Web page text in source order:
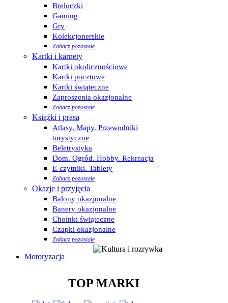
Breloczki
Gaming
Gry
Kolekcjonerskie
Zobacz pozostałe
Kartki i karnety
Kartki okolicznościowe
Kartki pocztowe
Kartki świąteczne
Zaproszenia okazjonalne
Zobacz pozostałe
Książki i prasa
Atlasy. Mapy. Przewodniki
turystyczne
Beletrystyka
Dom. Ogród. Hobby. Rekreacja
E-czytniki. Tablety
Zobacz pozostałe
Okazje i przyjęcia
Balony okazjonalne
Banery okazjonalne
Choinki świąteczne
Czapki okazjonalne
Zobacz pozostałe
Motoryzacja
TOP MARKI